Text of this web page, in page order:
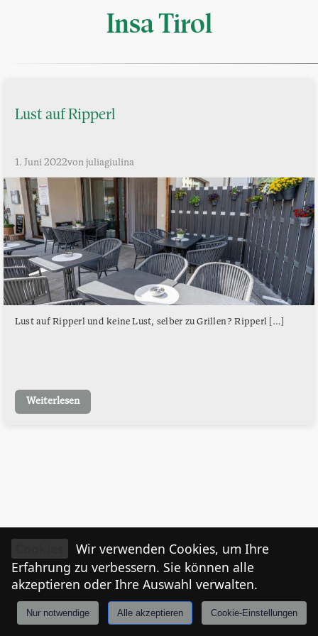
Insa Tirol
Lust auf Ripperl
1. Juni 2022von juliagiulina
Lust auf Ripperl und keine Lust, selber zu Grillen? Ripperl […]
Weiterlesen
Anmelden Tiroler
Wir verwenden Cookies, um Ihre
Erfahrung zu verbessern. Sie können alle
akzeptieren oder Ihre Auswahl verwalten.
Nur notwendige Alle akzeptieren Cookie-Einstellungen